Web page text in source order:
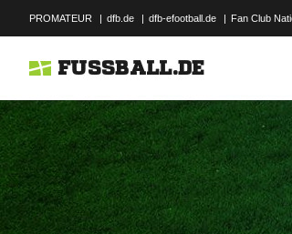
PROMATEUR | dfb.de | dfb-efootball.de | Fan Club
FUSSBALL.DE